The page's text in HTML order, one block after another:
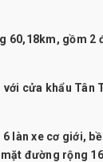
60,18km, gồm
cửa khẩu Tân
làn xe cơ giới,
đường rộng